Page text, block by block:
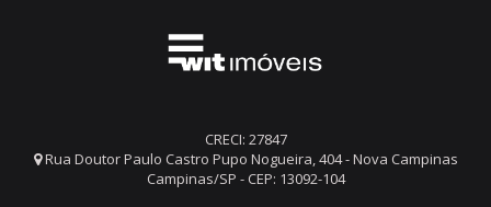
CRECI: 27847
Rua Doutor Paulo Castro Pupo Nogueira, 404 - Nova Campinas
Campinas/SP - CEP: 13092-104